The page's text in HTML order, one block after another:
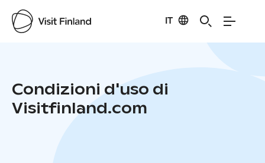
IT
Condizioni d'uso di
Visitfinland.com